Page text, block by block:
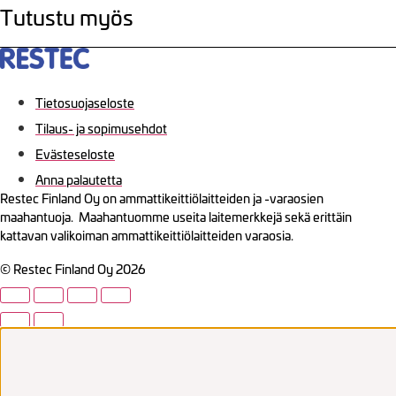
Tutustu myös
Tietosuojaseloste
Tilaus- ja sopimusehdot
Evästeseloste
Anna palautetta
Restec Finland Oy on ammattikeittiölaitteiden ja -varaosien
maahantuoja. Maahantuomme useita laitemerkkejä sekä erittäin
kattavan valikoiman ammattikeittiölaitteiden varaosia.
© Restec Finland Oy 2026